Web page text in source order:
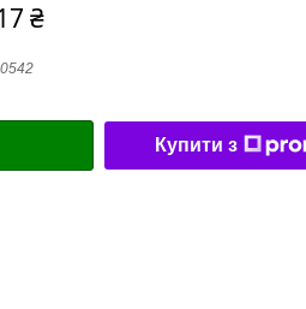
₴
Купити з